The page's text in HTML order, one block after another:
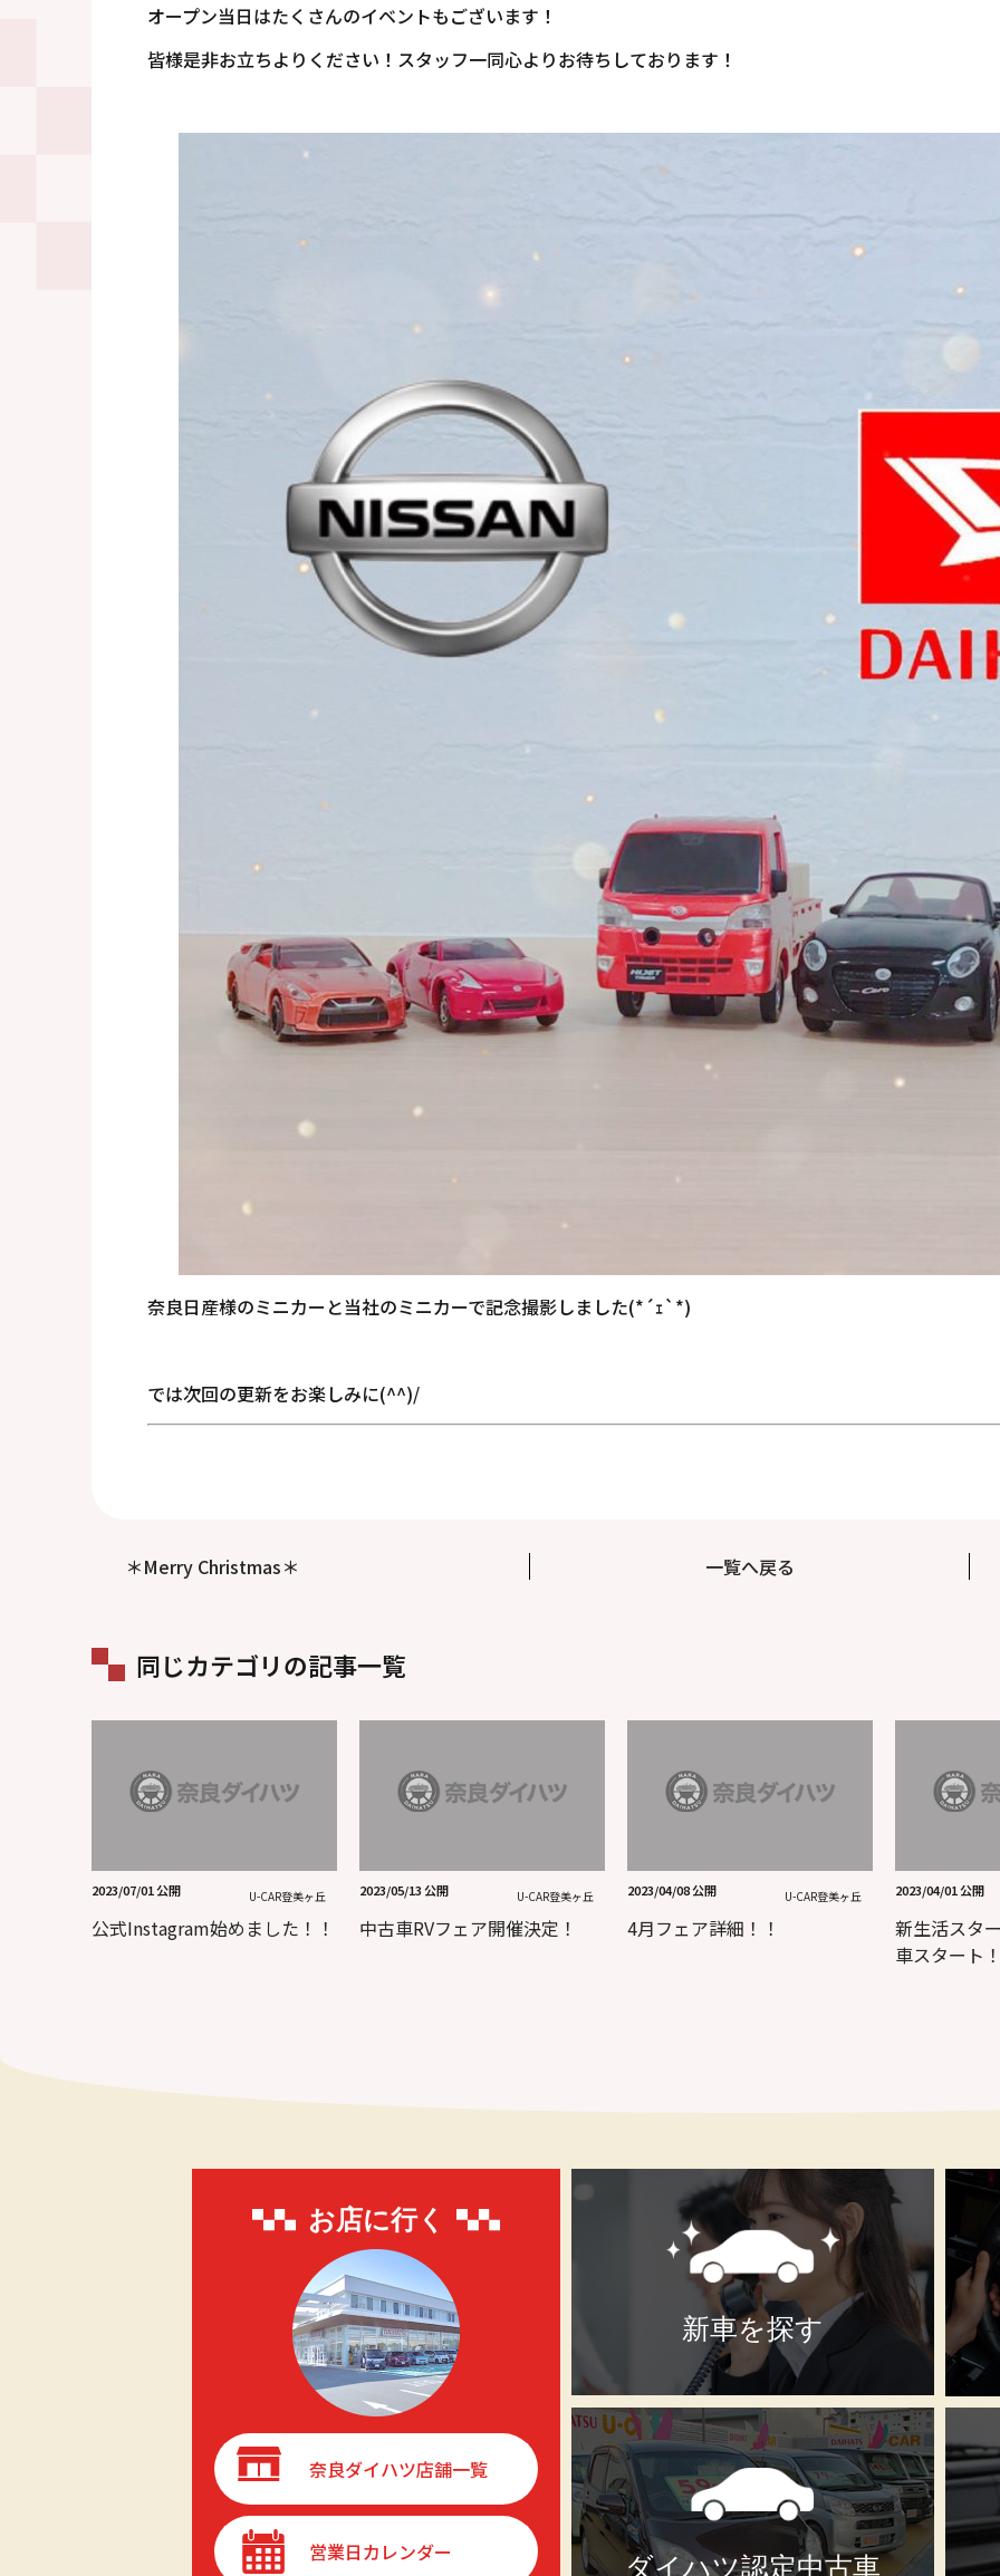
オープン当日はたくさんのイベントもございます！
皆様是非お立ちよりください！スタッフ一同心よりお待ちしております！
奈良日産様のミニカーと当社のミニカーで記念撮影しました(*´ｪ`*)
では次回の更新をお楽しみに(^^)/
＊Merry Christmas＊ 一覧へ戻る
同じカテゴリの記事一覧
2023/07/01 公開 U-CAR登美ヶ丘
公式Instagram始めました！！
2023/05/13 公開 U-CAR登美ヶ丘
中古車RVフェア開催決定！
2023/04/08 公開 U-CAR登美ヶ丘
4月フェア詳細！！
2023/04/01 公開
新生活スタ
車スタート
お店に行く
奈良ダイハツ店舗一覧
営業日カレンダー
新車を探す
ダイハツ認定中古車